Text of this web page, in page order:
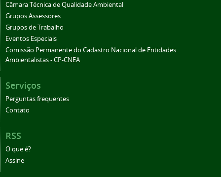
Câmara Técnica de Qualidade Ambiental
Grupos Assessores
Grupos de Trabalho
Eventos Especiais
Comissão Permanente do Cadastro Nacional de Entidades
Ambientalistas - CP-CNEA
Serviços
Perguntas frequentes
Contato
RSS
O que é?
Assine